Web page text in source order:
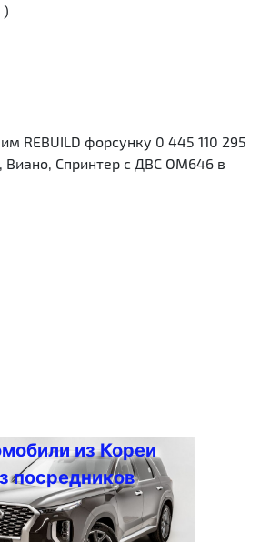
)
REBUILD форсунку 0 445 110 295
Спринтер с ДВС OM646 в
из Кореи
посредников